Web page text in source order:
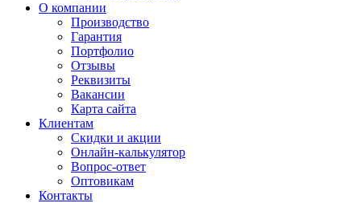
О компании
Производство
Гарантия
Портфолио
Отзывы
Реквизиты
Вакансии
Карта сайта
Клиентам
Скидки и акции
Онлайн-калькулятор
Вопрос-ответ
Оптовикам
Контакты